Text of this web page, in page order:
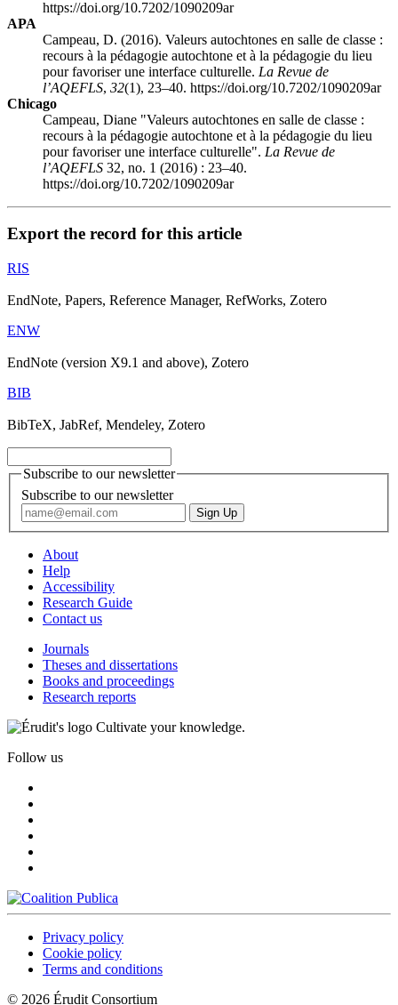
https://doi.org/10.7202/1090209ar
APA
Campeau, D. (2016). Valeurs autochtones en salle de classe :
recours à la pédagogie autochtone et à la pédagogie du lieu
pour favoriser une interface culturelle. La Revue de
l’AQEFLS, 32(1), 23–40. https://doi.org/10.7202/1090209ar
Chicago
Campeau, Diane "Valeurs autochtones en salle de classe :
recours à la pédagogie autochtone et à la pédagogie du lieu
pour favoriser une interface culturelle". La Revue de
l’AQEFLS 32, no. 1 (2016) : 23–40.
https://doi.org/10.7202/1090209ar
Export the record for this article
RIS
EndNote, Papers, Reference Manager, RefWorks, Zotero
ENW
EndNote (version X9.1 and above), Zotero
BIB
BibTeX, JabRef, Mendeley, Zotero
Subscribe to our newsletter
Subscribe to our newsletter
About
Help
Accessibility
Research Guide
Contact us
Journals
Theses and dissertations
Books and proceedings
Research reports
Cultivate your knowledge.
Follow us
Privacy policy
Cookie policy
Terms and conditions
© 2026 Érudit Consortium